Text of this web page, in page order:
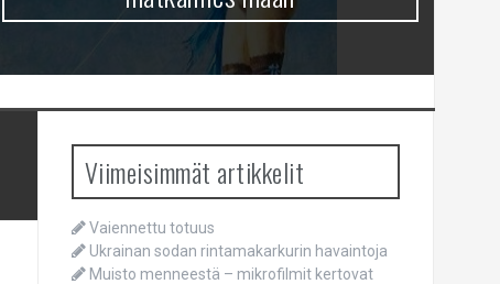
Viimeisimmät artikkelit
Vaiennettu totuus
Ukrainan sodan rintamakarkurin havaintoja
Muisto menneestä – mikrofilmit kertovat